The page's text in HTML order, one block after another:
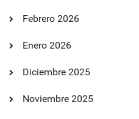
Febrero 2026
Enero 2026
Diciembre 2025
Noviembre 2025